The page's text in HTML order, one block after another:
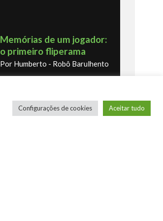
Memórias de um jogador:
o primeiro fliperama
Por Humberto - Robô Barulhento
Os novos Retrôs – Xbox
360 & Ps3
Configurações de cookies Aceitar tudo